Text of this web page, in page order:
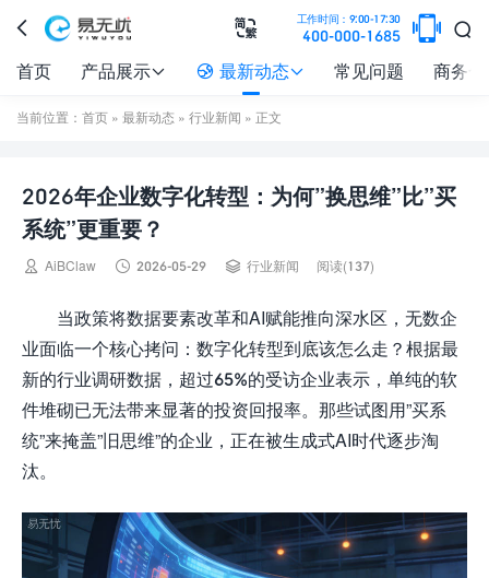
 
工作时间：9:00-17:30
400-000-1685 

首页 产品展示  最新动态 常见问题 商务
当前位置： 首页 » 最新动态 » 行业新闻 » 正文
2026年企业数字化转型：为何”换思维”比”买
系统”更重要？
 AiBClaw  2026-05-29  行业新闻 阅读(137)
当政策将数据要素改革和AI赋能推向深水区，无数企
业面临一个核心拷问：数字化转型到底该怎么走？根据最
新的行业调研数据，超过65%的受访企业表示，单纯的软
件堆砌已无法带来显著的投资回报率。那些试图用”买系
统”来掩盖”旧思维”的企业，正在被生成式AI时代逐步淘
汰。